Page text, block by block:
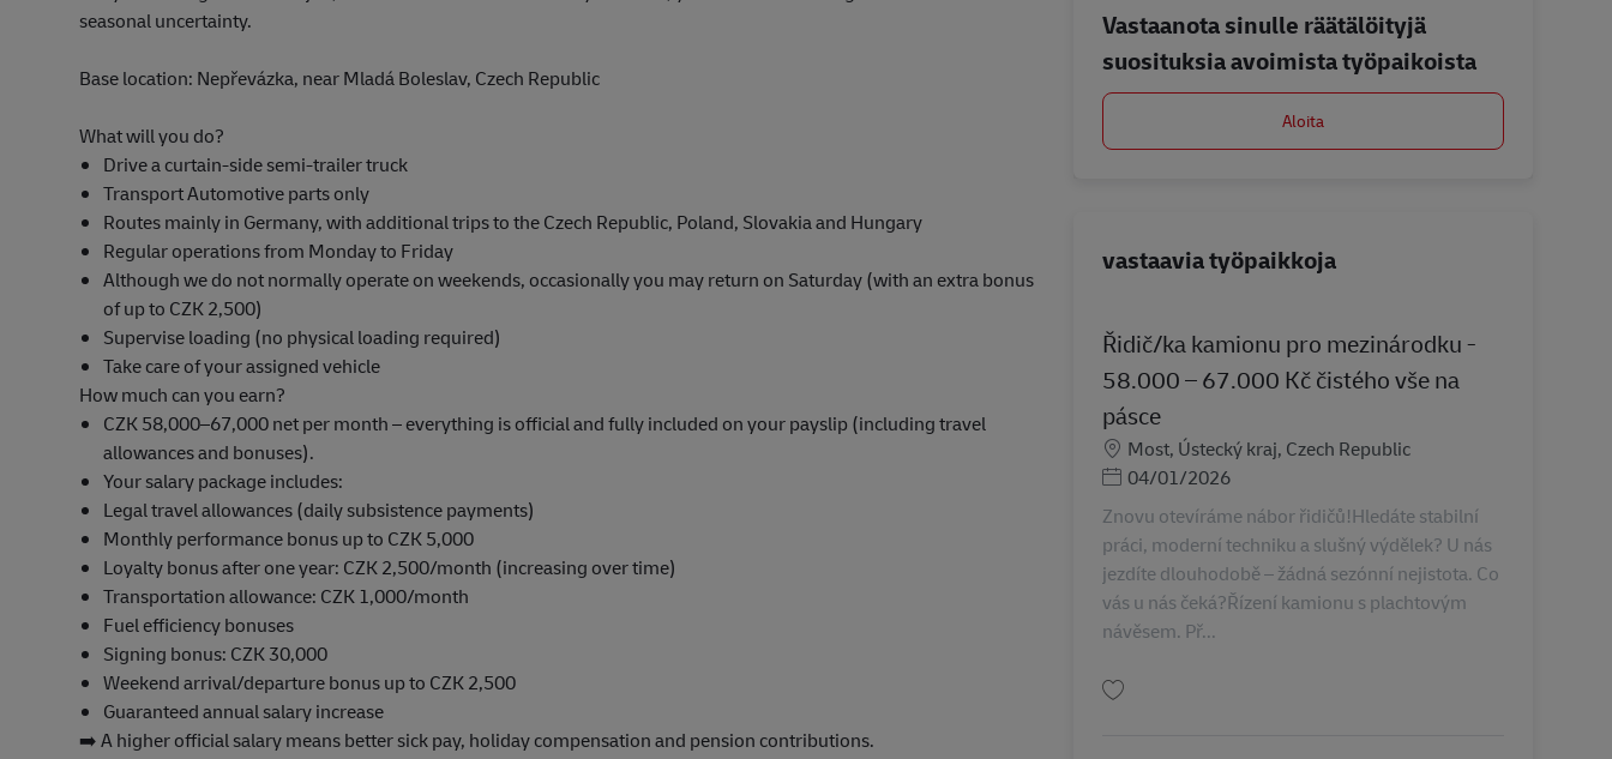
seasonal uncertainty.
Base location: Nepřevázka, near Mladá Boleslav, Czech Republic
What will you do?
Drive a curtain-side semi-trailer truck
Transport Automotive parts only
Routes mainly in Germany, with additional trips to the Czech Republic, Poland, Slovakia and Hungary
Regular operations from Monday to Friday
Although we do not normally operate on weekends, occasionally you may return on Saturday (with an extra bonus
of up to CZK 2,500)
Supervise loading (no physical loading required)
Take care of your assigned vehicle
How much can you earn?
CZK 58,000–67,000 net per month – everything is official and fully included on your payslip (including travel
allowances and bonuses).
Your salary package includes:
Legal travel allowances (daily subsistence payments)
Monthly performance bonus up to CZK 5,000
Loyalty bonus after one year: CZK 2,500/month (increasing over time)
Transportation allowance: CZK 1,000/month
Fuel efficiency bonuses
Signing bonus: CZK 30,000
Weekend arrival/departure bonus up to CZK 2,500
Guaranteed annual salary increase
➡️ A higher official salary means better sick pay, holiday compensation and pension contributions.
Vastaanota sinulle räätälöityjä
suosituksia avoimista työpaikoista
Aloita
vastaavia työpaikkoja
Řidič/ka kamionu pro mezinárodku -
58.000 – 67.000 Kč čistého vše na
pásce
Sijainti
Most, Ústecký kraj, Czech Republic
Posted Date
04/01/2026
Znovu otevíráme nábor řidičů!Hledáte stabilní
práci, moderní techniku a slušný výdělek? U nás
jezdíte dlouhodobě – žádná sezónní nejistota. Co
vás u nás čeká?Řízení kamionu s plachtovým
návěsem. Př...